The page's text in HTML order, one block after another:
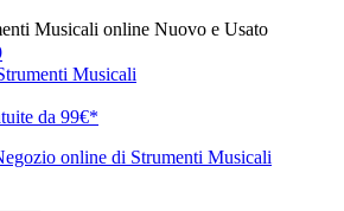
Musicali online Nuovo e Usato
Musicali
da 99€*